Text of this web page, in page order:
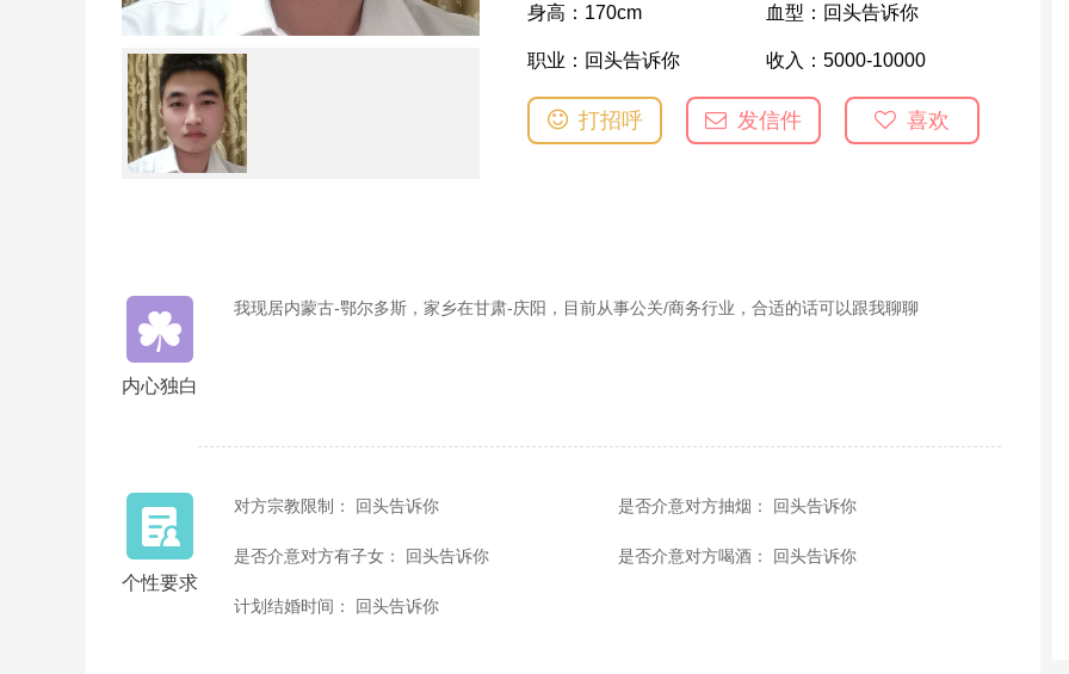
身高： 170cm 血型： 回头告诉你
职业： 回头告诉你 收入： 5000-10000
打招呼 发信件 喜欢
内心独白
我现居内蒙古-鄂尔多斯，家乡在甘肃-庆阳，目前从事公关/商务行业，合适的话可以跟我聊聊
个性要求
对方宗教限制： 回头告诉你 是否介意对方抽烟： 回头告诉你
是否介意对方有子女： 回头告诉你 是否介意对方喝酒： 回头告诉你
计划结婚时间： 回头告诉你